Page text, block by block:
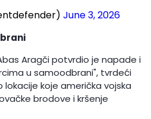
June 3, 2026
Aragči potvrdio je napade i
u samoodbrani", tvrdeći
lokacije koje američka vojska
brodove i kršenje